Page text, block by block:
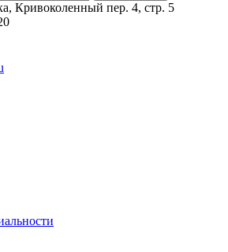
Кривоколенный пер. 4, стр. 5